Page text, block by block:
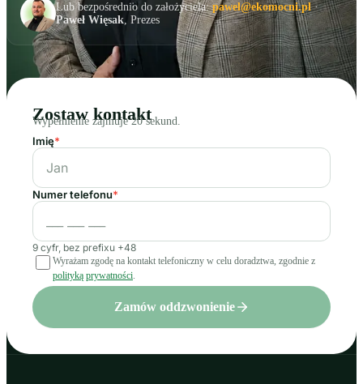
Lub bezpośrednio do założyciela:pawel@ekomocni.pl·
Paweł Więsak, Prezes
Zostaw kontakt
Wypełnienie zajmuje 20 sekund.
Imię*
Numer telefonu*
9 cyfr, bez prefixu +48
Wyrażam zgodę na kontakt telefoniczny w celu doradztwa, zgodnie z
polityką prywatności.
Zamów oddzwonienie